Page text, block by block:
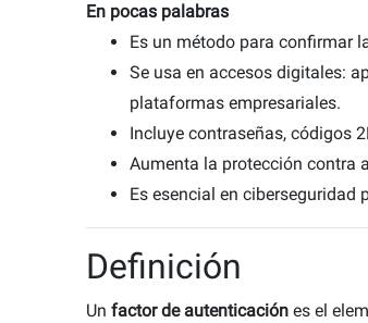
En pocas palabras
Es un método para confirmar
Se usa en accesos digitales:
plataformas empresariales.
Incluye contraseñas, códigos
Aumenta la protección contra
Es esencial en ciberseguridad
Definición
Unfactor de autenticación es el